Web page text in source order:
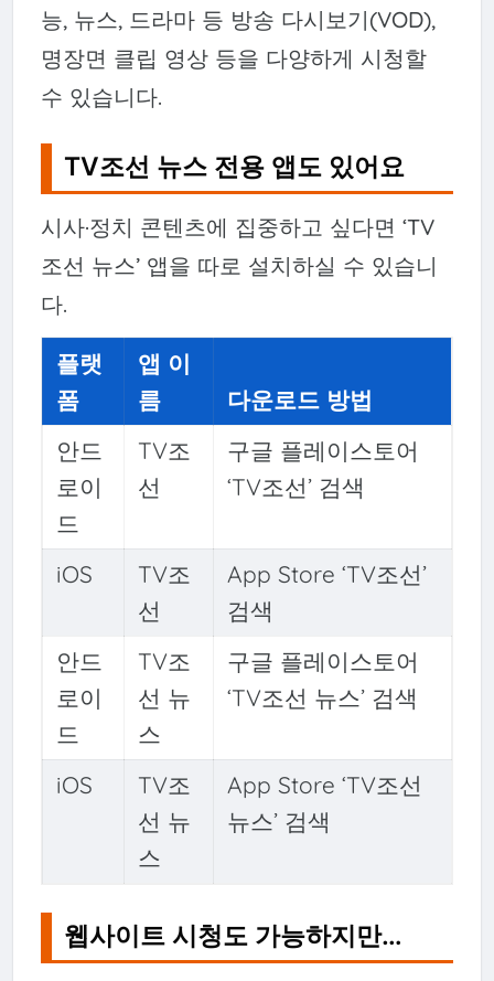
능, 뉴스, 드라마 등 방송 다시보기(VOD),
명장면 클립 영상 등을 다양하게 시청할
수 있습니다.
TV조선 뉴스 전용 앱도 있어요
시사·정치 콘텐츠에 집중하고 싶다면 ‘TV
조선 뉴스’ 앱을 따로 설치하실 수 있습니
다.
플랫
폼
앱 이
름
다운로드 방법
안드
로이
드
TV조
선
구글 플레이스토어
‘TV조선’ 검색
iOS
TV조
선
App Store ‘TV조선’
검색
안드
로이
드
TV조
선 뉴
스
구글 플레이스토어
‘TV조선 뉴스’ 검색
iOS
TV조
선 뉴
스
App Store ‘TV조선
뉴스’ 검색
웹사이트 시청도 가능하지만…